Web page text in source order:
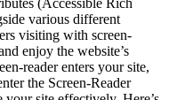
various different
visiting with screen-
enjoy the website’s
reader enters your site,
the Screen-Reader